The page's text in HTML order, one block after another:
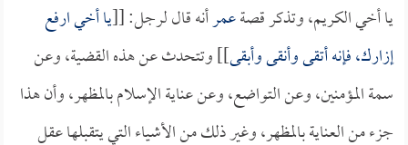
يا أخي الكريم، وتذكر قصةعمرأنه قال لرجل: [[يا أخي ارفع
إزارك، فإنه أتقى وأنقى وأبقى]] وتتحدث عن هذه القضية، وعن
سمة المؤمنين، وعن التواضع، وعن عناية الإسلام بالمظهر، وأن هذا
جزء من العناية بالمظهر، وغير ذلك من الأشياء التي يتقبلها عقل